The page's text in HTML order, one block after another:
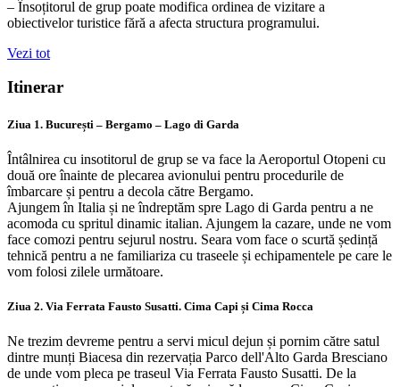
– Însoțitorul de grup poate modifica ordinea de vizitare a
obiectivelor turistice fără a afecta structura programului.
Vezi tot
Itinerar
Ziua 1. București – Bergamo – Lago di Garda
Întâlnirea cu insotitorul de grup se va face la Aeroportul Otopeni cu
două ore înainte de plecarea avionului pentru procedurile de
îmbarcare și pentru a decola către Bergamo.
Ajungem în Italia și ne îndreptăm spre Lago di Garda pentru a ne
acomoda cu spritul dinamic italian. Ajungem la cazare, unde ne vom
face comozi pentru sejurul nostru. Seara vom face o scurtă ședință
tehnică pentru a ne familiariza cu traseele și echipamentele pe care le
vom folosi zilele următoare.
Ziua 2. Via Ferrata Fausto Susatti. Cima Capi și Cima Rocca
Ne trezim devreme pentru a servi micul dejun și pornim către satul
dintre munți Biacesa din rezervația Parco dell'Alto Garda Bresciano
de unde vom pleca pe traseul Via Ferrata Fausto Susatti. De la